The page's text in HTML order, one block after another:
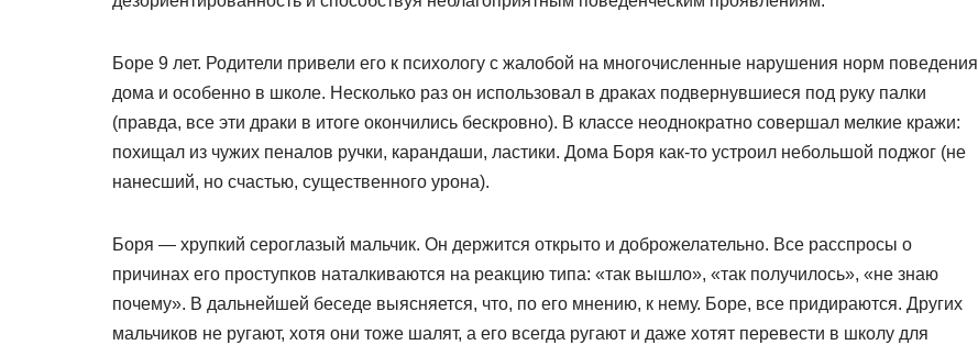
Боре 9 лет. Родители привели его к психологу с жалобой на многочисленные нарушения норм поведения
дома и особенно в школе. Несколько раз он использовал в драках подвернувшиеся под руку палки
(правда, все эти драки в итоге окончились бескровно). В классе неоднократно совершал мелкие кражи:
похищал из чужих пеналов ручки, карандаши, ластики. Дома Боря как-то устроил небольшой поджог (не
нанесший, но счастью, существенного урона).
Боря — хрупкий сероглазый мальчик. Он держится открыто и доброжелательно. Все расспросы о
причинах его проступков наталкиваются на реакцию типа: «так вышло», «так получилось», «не знаю
почему». В дальнейшей беседе выясняется, что, по его мнению, к нему. Боре, все придираются. Других
мальчиков не ругают, хотя они тоже шалят, а его всегда ругают и даже хотят перевести в школу для